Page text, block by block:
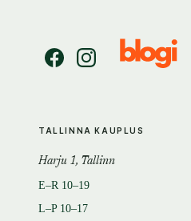
TALLINNA KAUPLUS
Harju 1, Tallinn
E–R 10–19
L–P 10–17